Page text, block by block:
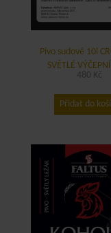
Pivo sudové 10l
SVĚTLÉ
480 Kč
Přidat do